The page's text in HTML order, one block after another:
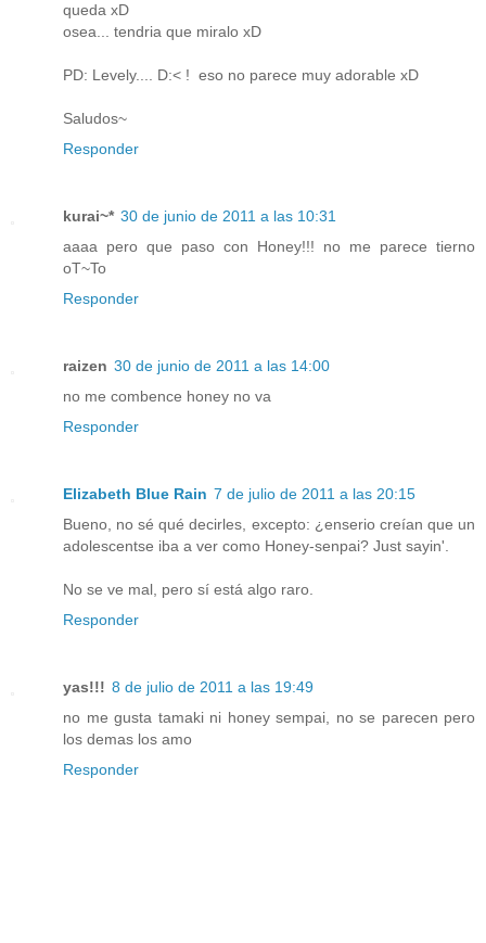
queda xD
osea... tendria que miralo xD
PD: Levely.... D:< ! eso no parece muy adorable xD
Saludos~
Responder
kurai~* 30 de junio de 2011 a las 10:31
aaaa pero que paso con Honey!!! no me parece tierno
oT~To
Responder
raizen 30 de junio de 2011 a las 14:00
no me combence honey no va
Responder
Elizabeth Blue Rain 7 de julio de 2011 a las 20:15
Bueno, no sé qué decirles, excepto: ¿enserio creían que un
adolescentse iba a ver como Honey-senpai? Just sayin'.
No se ve mal, pero sí está algo raro.
Responder
yas!!! 8 de julio de 2011 a las 19:49
no me gusta tamaki ni honey sempai, no se parecen pero
los demas los amo
Responder